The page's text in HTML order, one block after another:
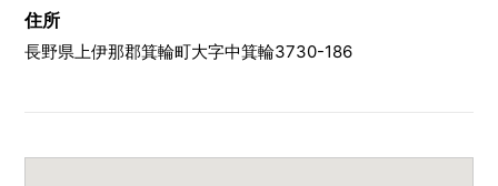
住所
長野県上伊那郡箕輪町大字中箕輪3730-186